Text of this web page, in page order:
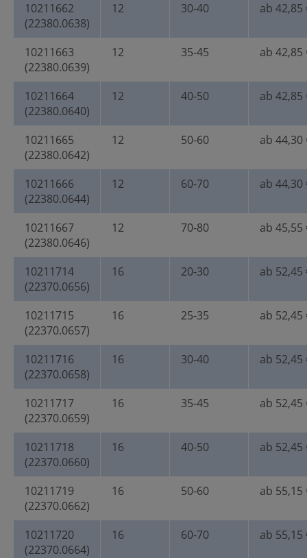
10211662
(22380.0638)
12 30-40 ab 42,85
10211663
(22380.0639)
12 35-45 ab 42,85
10211664
(22380.0640)
12 40-50 ab 42,85
10211665
(22380.0642)
12 50-60 ab 44,30
10211666
(22380.0644)
12 60-70 ab 44,30
10211667
(22380.0646)
12 70-80 ab 45,55
10211714
(22370.0656)
16 20-30 ab 52,45
10211715
(22370.0657)
16 25-35 ab 52,45
10211716
(22370.0658)
16 30-40 ab 52,45
10211717
(22370.0659)
16 35-45 ab 52,45
10211718
(22370.0660)
16 40-50 ab 52,45
10211719
(22370.0662)
16 50-60 ab 55,15
10211720
(22370.0664)
16 60-70 ab 55,15